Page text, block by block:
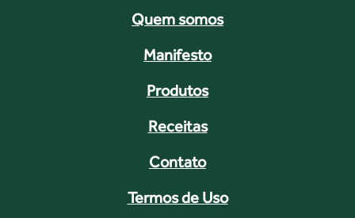
Quem somos
Manifesto
Produtos
Receitas
Contato
Termos de Uso